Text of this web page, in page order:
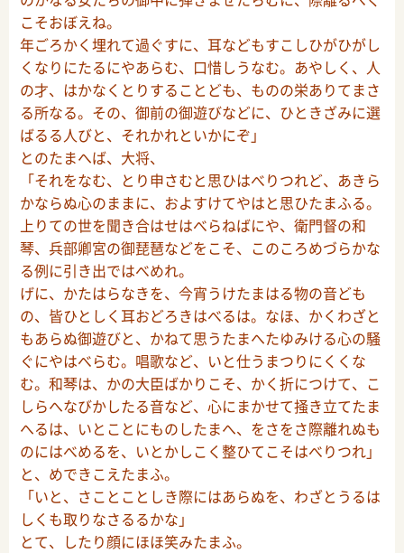
こそおぼえね。
年ごろかく埋れて過ぐすに、耳などもすこしひがひがし
くなりにたるにやあらむ、口惜しうなむ。あやしく、人
の才、はかなくとりすることども、ものの栄ありてまさ
る所なる。その、御前の御遊びなどに、ひときざみに選
ばるる人びと、それかれといかにぞ」
とのたまへば、大将、
「それをなむ、とり申さむと思ひはべりつれど、あきら
かならぬ心のままに、およすけてやはと思ひたまふる。
上りての世を聞き合はせはべらねばにや、衛門督の和
琴、兵部卿宮の御琵琶などをこそ、このころめづらかな
る例に引き出ではべめれ。
げに、かたはらなきを、今宵うけたまはる物の音ども
の、皆ひとしく耳おどろきはべるは。なほ、かくわざと
もあらぬ御遊びと、かねて思うたまへたゆみける心の騒
ぐにやはべらむ。唱歌など、いと仕うまつりにくくな
む。和琴は、かの大臣ばかりこそ、かく折につけて、こ
しらへなびかしたる音など、心にまかせて掻き立てたま
へるは、いとことにものしたまへ、をさをさ際離れぬも
のにはべめるを、いとかしこく整ひてこそはべりつれ」
と、めできこえたまふ。
「いと、さことことしき際にはあらぬを、わざとうるは
しくも取りなさるるかな」
とて、したり顔にほほ笑みたまふ。